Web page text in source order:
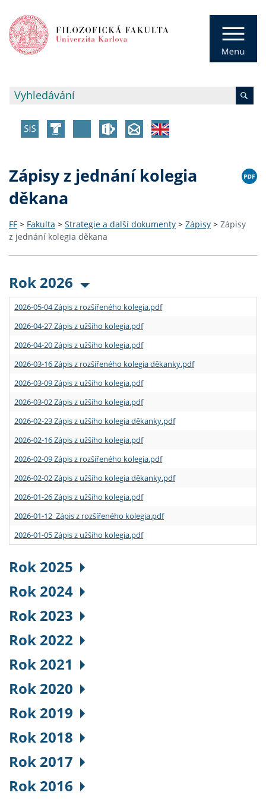
Zápisy z jednání kolegia
děkana
FF > Fakulta > Strategie a další dokumenty > Zápisy > Zápisy
z jednání kolegia děkana
Rok 2026
2026-05-04 Zápis z rozšířeného kolegia.pdf
2026-04-27 Zápis z užšího kolegia.pdf
2026-04-20 Zápis z užšího kolegia.pdf
2026-03-16 Zápis z rozšířeného kolegia děkanky.pdf
2026-03-09 Zápis z užšího kolegia.pdf
2026-03-02 Zápis z užšího kolegia.pdf
2026-02-23 Zápis z užšího kolegia děkanky.pdf
2026-02-16 Zápis z užšího kolegia.pdf
2026-02-09 Zápis z rozšířeného kolegia.pdf
2026-02-02 Zápis z užšího kolegia děkanky.pdf
2026-01-26 Zápis z užšího kolegia.pdf
2026-01-12 Zápis z rozšířeného kolegia.pdf
2026-01-05 Zápis z užšího kolegia.pdf
Rok 2025
Rok 2024
Rok 2023
Rok 2022
Rok 2021
Rok 2020
Rok 2019
Rok 2018
Rok 2017
Rok 2016